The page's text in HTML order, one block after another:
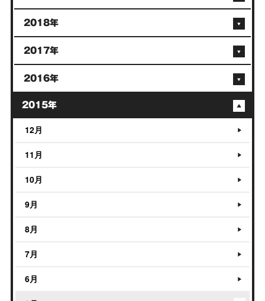
2018年
2017年
2016年
2015年
12月
11月
10月
9月
8月
7月
6月